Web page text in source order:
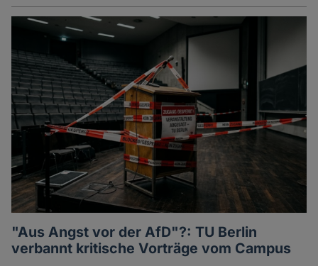
"Aus Angst vor der AfD"?: TU Berlin
verbannt kritische Vorträge vom Campus